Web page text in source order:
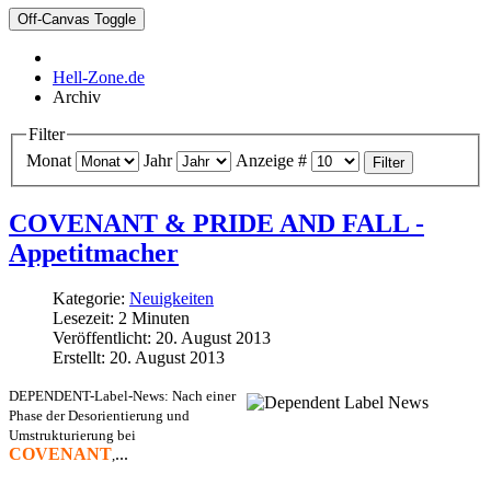
Off-Canvas Toggle
Hell-Zone.de
Archiv
Filter
Monat
Jahr Anzeige # Filter
COVENANT & PRIDE AND FALL -
Appetitmacher
Kategorie: Neuigkeiten
Lesezeit: 2 Minuten
Veröffentlicht: 20. August 2013
Erstellt: 20. August 2013
DEPENDENT-Label-News: Nach einer
Phase der Desorientierung und
Umstrukturierung bei
COVENANT,...